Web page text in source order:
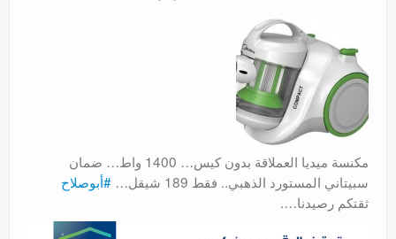
مكنسة ميديا العملاقة بدون كيس… 1400 واط… ضمان
سبيتاني المستورد الذهبي.. فقط 189 شيقل…
‫#‏أبوصلاح‬
ثقتكم رصيدنا….